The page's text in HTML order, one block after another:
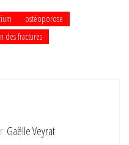
ostéoporose
des fractures
Gaëlle Veyrat